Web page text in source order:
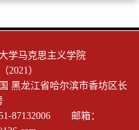
学马克思主义学院
2021）
黑龙江省哈尔滨市香坊区长
87132006 邮箱：